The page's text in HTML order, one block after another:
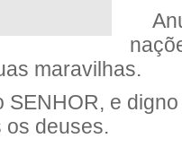
maravilhas.
SENHOR, e
os deuses.